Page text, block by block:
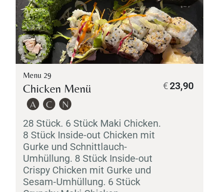
Menu 29
Chicken Menü
A C N
28 Stück. 6 Stück Maki Chicken.
8 Stück Inside-out Chicken mit
Gurke und Schnittlauch-
Umhüllung. 8 Stück Inside-out
Crispy Chicken mit Gurke und
Sesam-Umhüllung. 6 Stück
23,90
€